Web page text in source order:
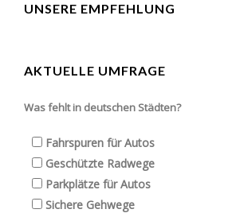
UNSERE EMPFEHLUNG
AKTUELLE UMFRAGE
Was fehlt in deutschen Städten?
Fahrspuren für Autos
Geschützte Radwege
Parkplätze für Autos
Sichere Gehwege